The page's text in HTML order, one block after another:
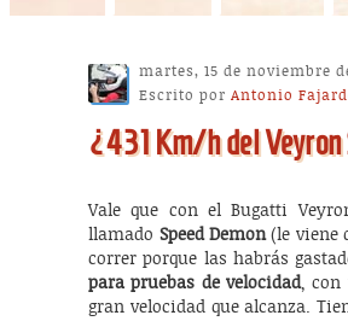
¿431 Km/h del Veyron
martes, 15 de noviembre
Escrito porAntonio
Vale que con el Bugatti
llamado Speed Demon(le viene
correr porque las habrás
para pruebas de velocidad, con
gran velocidad que alcanza.